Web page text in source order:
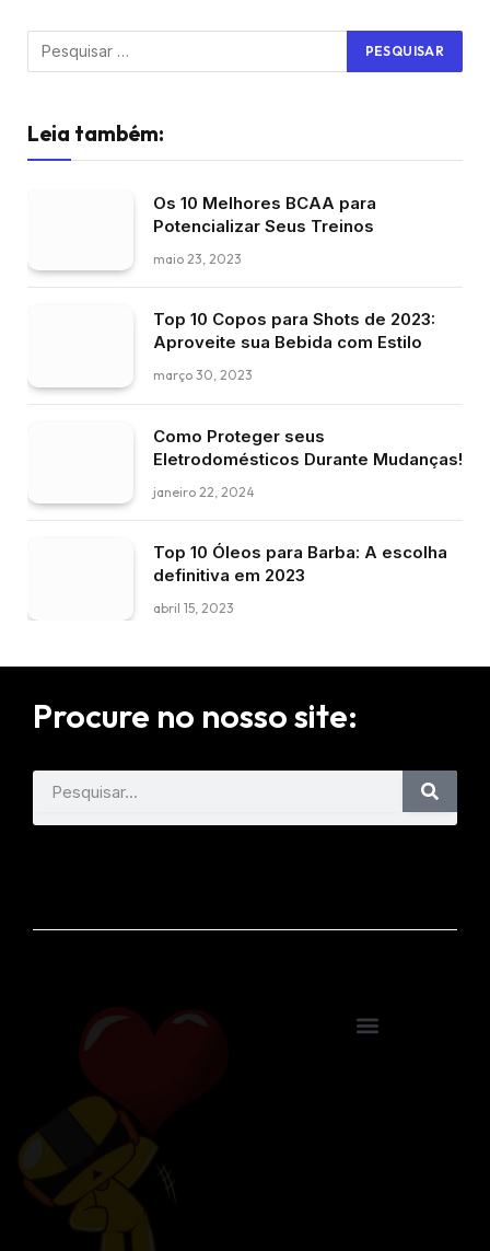
Leia também:
Os 10 Melhores BCAA para
Potencializar Seus Treinos
maio 23, 2023
Top 10 Copos para Shots de 2023:
Aproveite sua Bebida com Estilo
março 30, 2023
Como Proteger seus
Eletrodomésticos Durante Mudanças!
janeiro 22, 2024
Top 10 Óleos para Barba: A escolha
definitiva em 2023
abril 15, 2023
Procure no nosso site: